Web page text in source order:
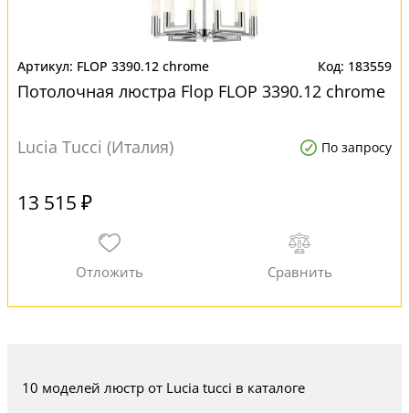
FLOP 3390.12 chrome 183559
Потолочная люстра Flop FLOP 3390.12 chrome
Lucia Tucci (Италия) По запросу
13 515 ₽
10 моделей люстр от Lucia tucci в каталоге